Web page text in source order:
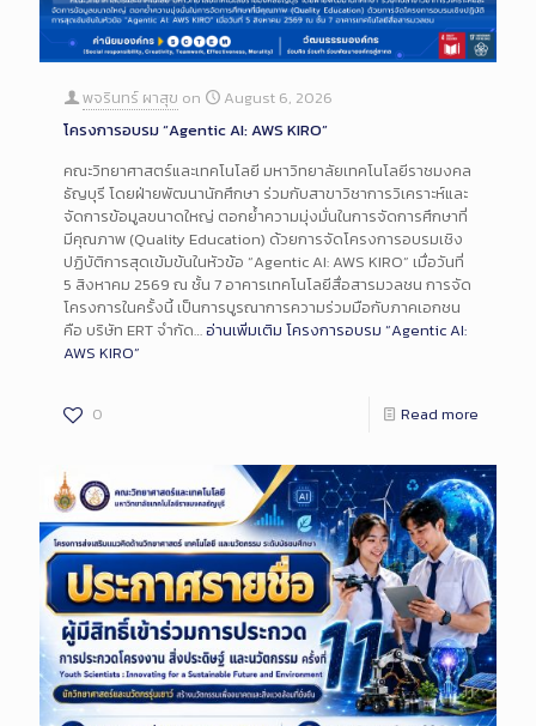
พจรินทร์ ผาสุข on
August 6, 2026
โครงการอบรม “Agentic AI: AWS KIRO”
คณะวิทยาศาสตร์และเทคโนโลยี มหาวิทยาลัยเทคโนโลยีราชมงคล
ธัญบุรี โดยฝ่ายพัฒนานักศึกษา ร่วมกับสาขาวิชาการวิเคราะห์และ
จัดการข้อมูลขนาดใหญ่ ตอกย้ำความมุ่งมั่นในการจัดการศึกษาที่
มีคุณภาพ (Quality Education) ด้วยการจัดโครงการอบรมเชิง
ปฏิบัติการสุดเข้มข้นในหัวข้อ “Agentic AI: AWS KIRO” เมื่อวันที่
5 สิงหาคม 2569 ณ ชั้น 7 อาคารเทคโนโลยีสื่อสารมวลชน การจัด
โครงการในครั้งนี้ เป็นการบูรณาการความร่วมมือกับภาคเอกชน
คือ บริษัท ERT จำกัด…อ่านเพิ่มเติม โครงการอบรม “Agentic AI:
AWS KIRO”
0 Read more